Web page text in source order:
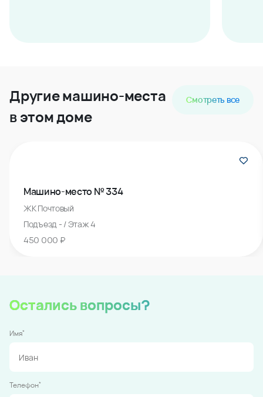
Другие машино-места
в этом доме
Смотреть все
Машино-место № 334
ЖК Почтовый
Подъезд - / Этаж 4
450 000 ₽
Остались вопросы?
Имя*
Телефон*